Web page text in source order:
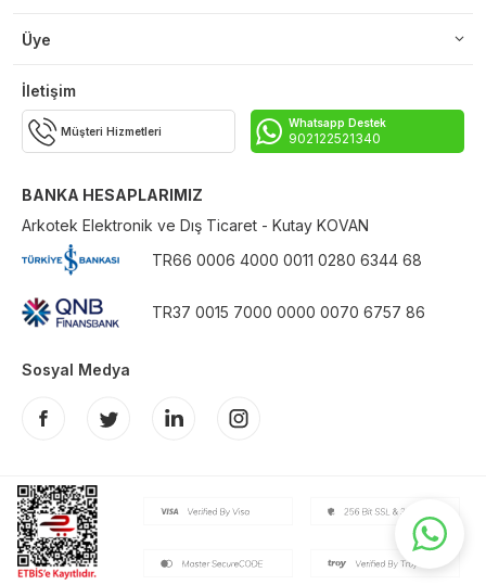
Üye
İletişim
Müşteri Hizmetleri
Whatsapp Destek
902122521340
BANKA HESAPLARIMIZ
Arkotek Elektronik ve Dış Ticaret - Kutay KOVAN
TR66 0006 4000 0011 0280 6344 68
TR37 0015 7000 0000 0070 6757 86
Sosyal Medya